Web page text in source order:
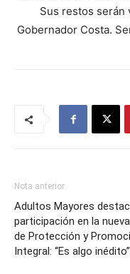
Sus restos serán
Gobernador Costa.
Nota anterior
Adultos Mayores
participación en la
de Protección y
Integral: “Es algo inédito”